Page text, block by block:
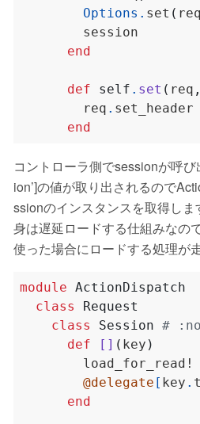
Options . set ( req
end
def self . set ( req ,
        req
. set_header
end
コントローラ側でsessionが呼
ion’]の値が取り出されるので
ssionのインスタンスを取得し
身は遅延ロードする仕組みなので
使った場合にロードする処理が
module ActionDispatch
class
Request
class
Session #
def
[] ( key )
@delegate [ key .
end